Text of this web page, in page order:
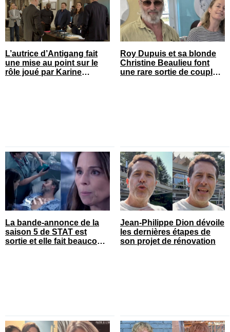
L’autrice d’Antigang fait
une mise au point sur le
rôle joué par Karine
Roy Dupuis et sa blonde
Christine Beaulieu font
une rare sortie de couple
La bande-annonce de la
saison 5 de STAT est
sortie et elle fait beaucoup
Jean-Philippe Dion dévoile
les dernières étapes de
son projet de rénovation